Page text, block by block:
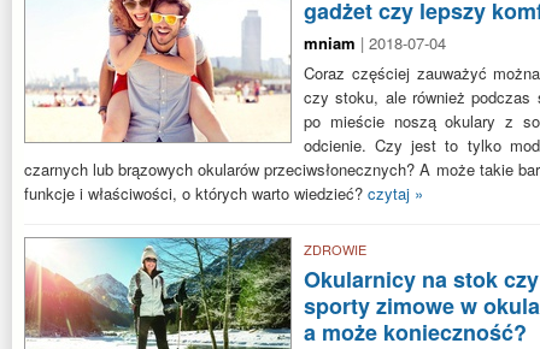
gadżet czy lepszy
mniam | 2018-07-04
Coraz częściej zauważyć
czy stoku, ale również
po mieście noszą okulary z
odcienie. Czy jest to tylko
czarnych lub brązowych okularów przeciwsłonecznych? A może takie
funkcje i właściwości, o których warto wiedzieć? czytaj »
ZDROWIE
Okularnicy na stok
sporty zimowe w
a może konieczność?